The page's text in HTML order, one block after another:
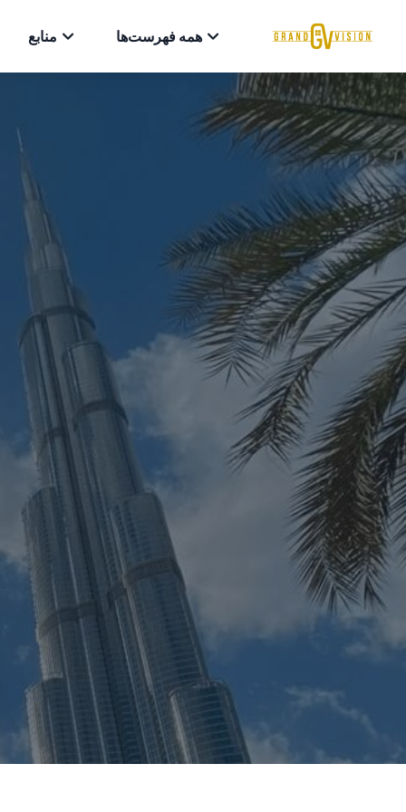
همه فهرست‌ها منابع